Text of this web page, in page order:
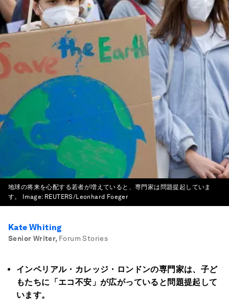
地球の将来を心配する若者が増えていると、専門家は問題提起していま
す。
Image: REUTERS/Leonhard Foeger
Kate Whiting
Senior Writer, Forum Stories
インペリアル・カレッジ・ロンドンの専門家は、子ど
もたちに「エコ不安」が広がっていると問題提起して
います。